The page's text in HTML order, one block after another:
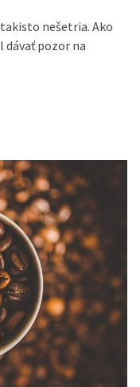
nešetria. Ako
dávať pozor na